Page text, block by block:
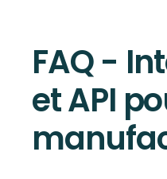
FAQ -
et API